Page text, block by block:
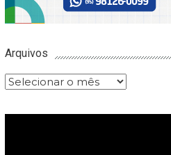
Arquivos
Arquivos